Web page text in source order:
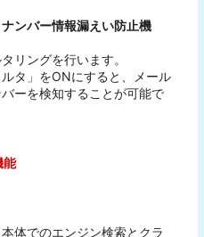
ンバー情報漏えい防止機
リングを行います。
タ」をONにすると、メール
ーを検知することが可能で
能
体でのエンジン検索とクラ